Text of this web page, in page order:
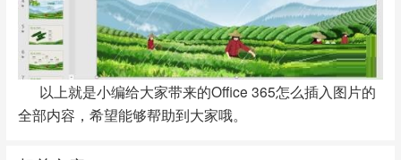
以上就是小编给大家带来的Office 365怎么插入图片的
全部内容，希望能够帮助到大家哦。